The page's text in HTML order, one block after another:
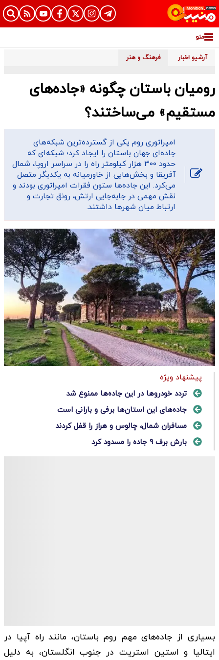
منو
آرشیو اخبار فرهنگ و هنر
رومیان باستان چگونه «جاده‌های
مستقیم» می‌ساختند؟
امپراتوری روم یکی از گسترده‌ترین شبکه‌های
جاده‌ای جهان باستان را ایجاد کرد؛ شبکه‌ای که
حدود ۳۰۰ هزار کیلومتر راه را در سراسر اروپا، شمال
آفریقا و بخش‌هایی از خاورمیانه به یکدیگر متصل
می‌کرد. این جاده‌ها ستون فقرات امپراتوری بودند و
نقش مهمی در جابه‌جایی ارتش، رونق تجارت و
ارتباط میان شهرها داشتند.
پیشنهاد ویژه
تردد خودروها در این جاده‌ها ممنوع شد
جاده‌های این استان‌ها برفی و بارانی است
مسافران شمال، چالوس و هراز را قفل کردند
بارش برف ۹ جاده را مسدود کرد
بسیاری از جاده‌های مهم روم باستان، مانند راه آپیا در
ایتالیا و استین استریت در جنوب انگلستان، به دلیل